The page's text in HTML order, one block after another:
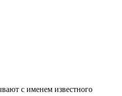
с именем известного